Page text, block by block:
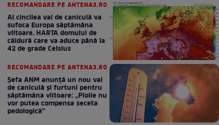
RECOMANDARE PE ANTENA3.RO
Al cincilea val de caniculă va
sufoca Europa săptămâna
viitoare. HARTA domului de
căldură care va aduce până la
42 de grade Celsius
RECOMANDARE PE ANTENA3.RO
Șefa ANM anunță un nou val
de caniculă și furtuni pentru
săptămâna viitoare: „Ploile nu
vor putea compensa seceta
pedologică”